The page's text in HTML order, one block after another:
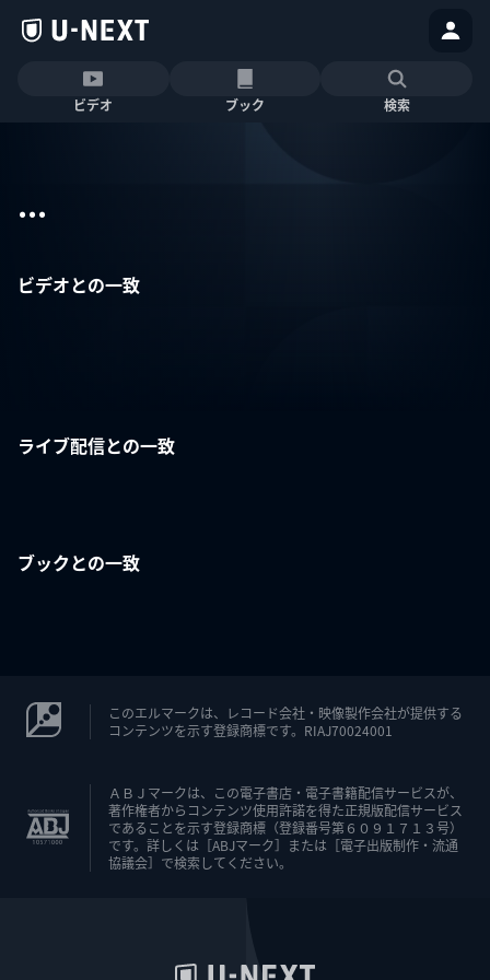
ビデオ ブック 検索
...
ビデオとの一致
ライブ配信との一致
ブックとの一致
このエルマークは、レコード会社・映像製作会社が提供する
コンテンツを示す登録商標です。RIAJ70024001
ＡＢＪマークは、この電子書店・電子書籍配信サービスが、
著作権者からコンテンツ使用許諾を得た正規版配信サービス
であることを示す登録商標（登録番号第６０９１７１３号）
です。詳しくは［ABJマーク］または［電子出版制作・流通
協議会］で検索してください。